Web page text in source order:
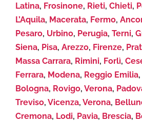
Latina, Frosinone, Rieti, Chieti,
L’Aquila, Macerata, Fermo,
Pesaro, Urbino, Perugia, Terni,
Siena, Pisa, Arezzo, Firenze,
Massa Carrara, Rimini, Forlì,
Ferrara, Modena, Reggio Emilia,
Bologna, Rovigo, Verona,
Treviso, Vicenza, Verona,
Cremona, Lodi, Pavia, Brescia,